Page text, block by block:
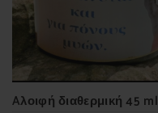
Aλοιφή διαθερμική 45 ml